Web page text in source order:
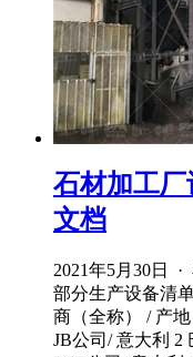
石材加工厂
文档
2021年5月30日
部分生产设备清
商（全称） / 产
JB公司/ 意大利 2